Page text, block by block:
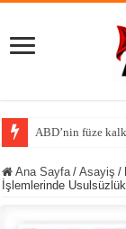
Tutsak Edilen
Ana Sayfa / Asayiş /
İşlemlerinde